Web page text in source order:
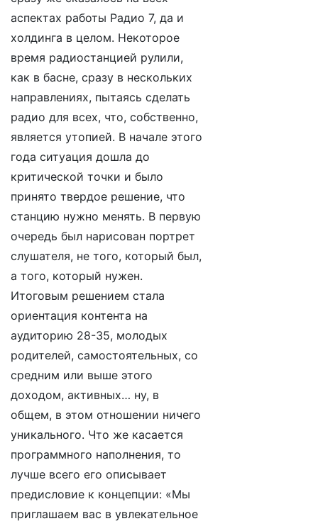
аспектах работы Радио 7, да и
холдинга в целом. Некоторое
время радиостанцией рулили,
как в басне, сразу в нескольких
направлениях, пытаясь сделать
радио для всех, что, собственно,
является утопией. В начале этого
года ситуация дошла до
критической точки и было
принято твердое решение, что
станцию нужно менять. В первую
очередь был нарисован портрет
слушателя, не того, который был,
а того, который нужен.
Итоговым решением стала
ориентация контента на
аудиторию 28-35, молодых
родителей, самостоятельных, со
средним или выше этого
доходом, активных… ну, в
общем, в этом отношении ничего
уникального. Что же касается
программного наполнения, то
лучше всего его описывает
предисловие к концепции: «Мы
приглашаем вас в увлекательное